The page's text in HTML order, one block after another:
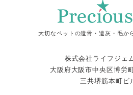
大切なペットの遺骨・遺灰・毛か
株式会社ライフジェ
大阪府大阪市中央区博労
三共堺筋本町ビ